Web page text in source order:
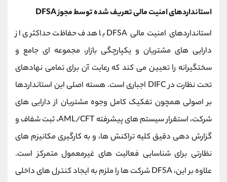
استانداردهای امنیت مالی تعریف شده توسط مجوز DFSA
استانداردهای امنیت مالی DFSA با هدف حفاظت حداکثری از
دارایی‌ های مشتریان و یکپارچگی بازار، مجموعه ‌ای جامع و
سختگیرانه را تعیین می ‌کند که رعایت آن برای تمامی نهادهای
تحت نظارت در DIFC اجباری است. هسته اصلی این استانداردها
بر اصولی همچون تفکیک کامل وجوه مشتریان از دارایی ‌های
شرکت، استقرار سیستم ‌های پیشرفته AML/CFT، ثبت شفاف و
گزارش ‌دهی دقیق کلیه تراکنش‌ ها، و به‌ کارگیری مکانیزم‌ های
نظارتی برای شناسایی فعالیت ‌های غیرمعمول متمرکز است.
علاوه بر این، DFSA شرکت‌ ها را ملزم به ایجاد کنترل ‌های داخلی